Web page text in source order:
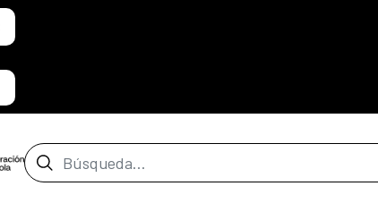
Barra de búsqueda